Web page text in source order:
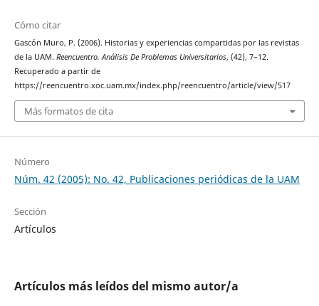
Cómo citar
Gascón Muro, P. (2006). Historias y experiencias compartidas por las revistas
de la UAM. Reencuentro. Análisis De Problemas Universitarios, (42), 7–12.
Recuperado a partir de
https://reencuentro.xoc.uam.mx/index.php/reencuentro/article/view/517
Más formatos de cita
Número
Núm. 42 (2005): No. 42, Publicaciones periódicas de la UAM
Sección
Artículos
Artículos más leídos del mismo autor/a